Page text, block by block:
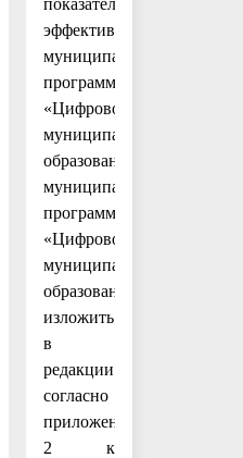
эффективности
муниципальной
программы
«Цифровое
муниципальное
образование»
муниципальной
программы
«Цифровое
муниципальное
образование»
изложить
в
редакции
согласно
приложению
2 к